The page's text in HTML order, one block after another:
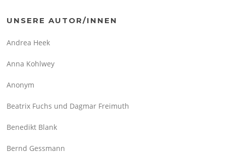
UNSERE AUTOR/INNEN
Andrea Heek
Anna Kohlwey
Anonym
Beatrix Fuchs und Dagmar Freimuth
Benedikt Blank
Bernd Gessmann